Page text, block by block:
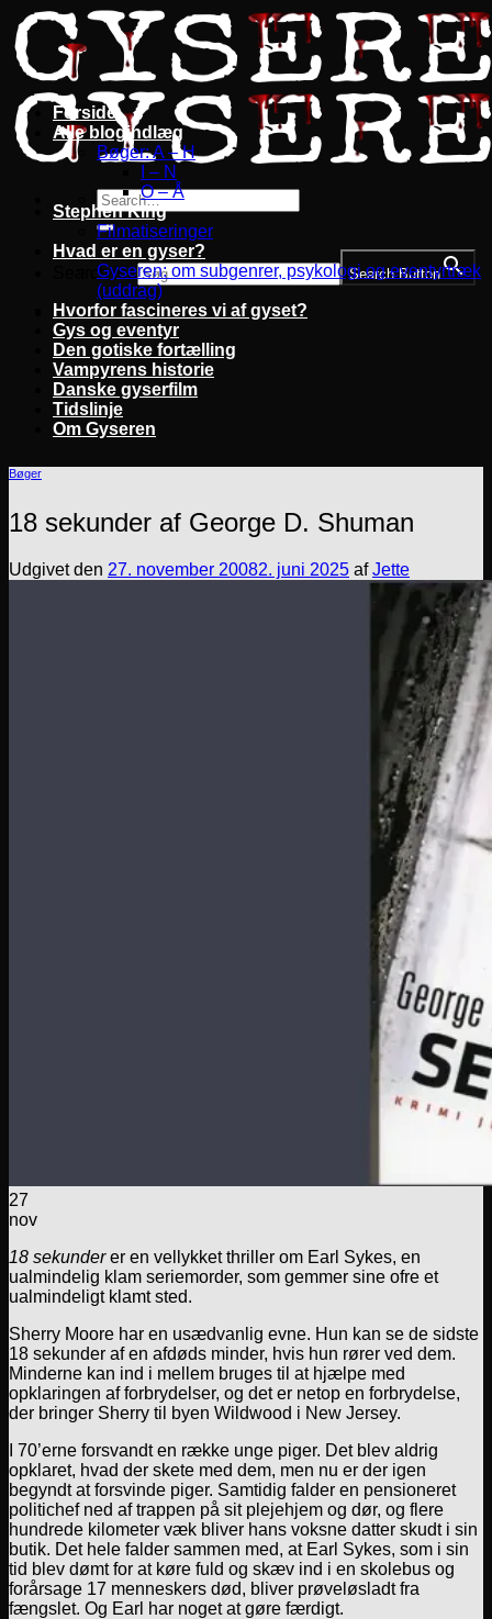
Fortsæt
til
indhold
Search for: Search Button
Forside
Alle blogindlæg
Bøger: A – H
I – N
O – Å
Stephen King
Filmatiseringer
Hvad er en gyser?
Gyseren: om subgenrer, psykologi og eventyrtræk
(uddrag)
Hvorfor fascineres vi af gyset?
Gys og eventyr
Den gotiske fortælling
Vampyrens historie
Danske gyserfilm
Tidslinje
Om Gyseren
Bøger
18 sekunder af George D. Shuman
Udgivet den 27. november 20082. juni 2025 afJette
27
nov
18 sekunderer en vellykket thriller om Earl Sykes, en
ualmindelig klam seriemorder, som gemmer sine ofre et
ualmindeligt klamt sted.
Sherry Moore har en usædvanlig evne. Hun kan se de sidste
18 sekunder af en afdøds minder, hvis hun rører ved dem.
Minderne kan ind i mellem bruges til at hjælpe med
opklaringen af forbrydelser, og det er netop en forbrydelse,
der bringer Sherry til byen Wildwood i New Jersey.
I 70’erne forsvandt en række unge piger. Det blev aldrig
opklaret, hvad der skete med dem, men nu er der igen
begyndt at forsvinde piger. Samtidig falder en pensioneret
politichef ned af trappen på sit plejehjem og dør, og flere
hundrede kilometer væk bliver hans voksne datter skudt i sin
butik. Det hele falder sammen med, at Earl Sykes, som i sin
tid blev dømt for at køre fuld og skæv ind i en skolebus og
forårsage 17 menneskers død, bliver prøveløsladt fra
fængslet. Og Earl har noget at gøre færdigt.